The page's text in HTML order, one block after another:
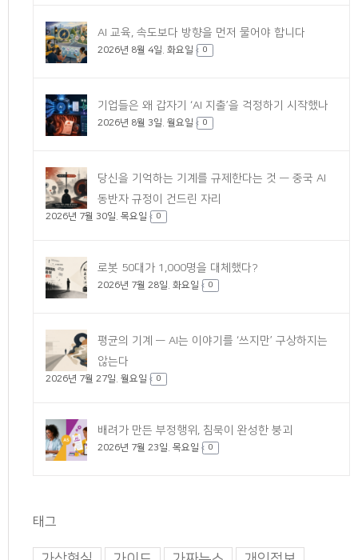
AI 교육, 속도보다 방향을 먼저 물어야 합니다
2026년 8월 4일. 화요일 0
기업들은 왜 갑자기 ‘AI 지출’을 걱정하기 시작했나
2026년 8월 3일. 월요일 0
당신을 기억하는 기계를 규제한다는 것 — 중국 AI
동반자 규정이 건드린 자리
2026년 7월 30일. 목요일 0
로봇 50대가 1,000명을 대체했다?
2026년 7월 28일. 화요일 0
평균의 기계 — AI는 이야기를 ‘쓰지만’ 구상하지는
않는다
2026년 7월 27일. 월요일 0
배려가 만든 부정행위, 침묵이 완성한 붕괴
2026년 7월 23일. 목요일 0
태그